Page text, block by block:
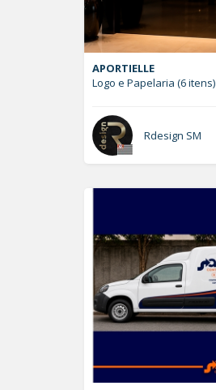
APORTIELLE
Logo e Papelaria (6 itens)
Rdesign SM